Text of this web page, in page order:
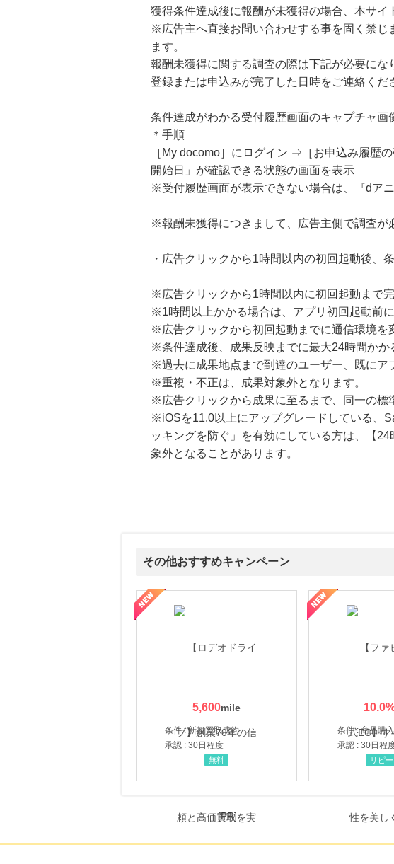
獲得条件達成後に報酬が未獲得の場合、本サイ
※広告主へ直接お問い合わせする事を固く禁じ
ます。
報酬未獲得に関する調査の際は下記が必要にな
登録または申込みが完了した日時をご連絡くだ
条件達成がわかる受付履歴画面のキャプチャ画
＊手順
［My docomo］にログイン ⇒［お申込み履歴
開始日」が確認できる状態の画面を表示
※受付履歴画面が表示できない場合は、『dア
※報酬未獲得につきまして、広告主側で調査が
・広告クリックから1時間以内の初回起動後
※広告クリックから1時間以内に初回起動まで
※1時間以上かかる場合は、アプリ初回起動前
※広告クリックから初回起動までに通信環境を
※条件達成後、成果反映までに最大24時間かか
※過去に成果地点まで到達のユーザー、既にア
※重複・不正は、成果対象外となります。
※広告クリックから成果に至るまで、同一の標
※iOSを11.0以上にアップグレードしている、
ッキングを防ぐ」を有効にしている方は、【
象外となることがあります。
その他おすすめキャンペーン
5,600
条件 : 新規買取成約
承認 : 30日程度
無料
10.0
条件 : 商品購入
承認 : 30日程
くをテーマにした商品で女性の美を応援しています
リピ
【ITトレンドMoney】相談プロモーション ハミングウォーター
[PR]